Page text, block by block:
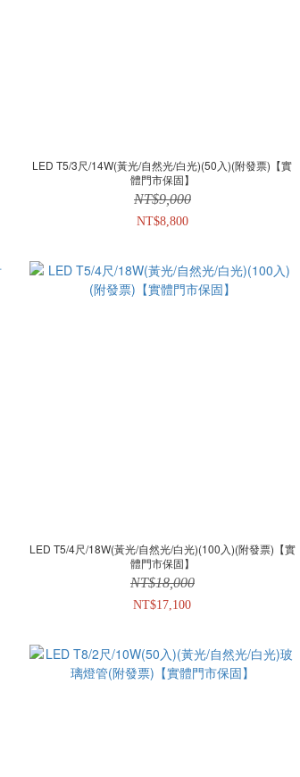
LED T5/3尺/14W(黃光/自然光/白光)(50入)(附發票)【實
體門市保固】
NT$9,000
NT$8,800
LED T5/4尺/18W(黃光/自然光/白光)(100入)(附發票)【實
體門市保固】
NT$18,000
NT$17,100